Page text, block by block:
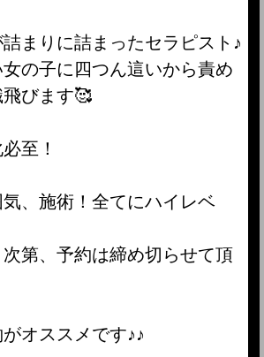
まりに詰まったセラピスト♪
の子に四つん這いから責め
びます🥰
至！
、施術！全てにハイレベ
第、予約は締め切らせて頂
オススメです♪♪